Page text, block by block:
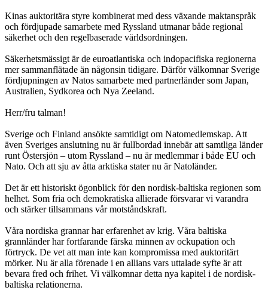
Kinas auktoritära styre kombinerat med dess växande maktanspråk
och fördjupade samarbete med Ryssland utmanar både regional
säkerhet och den regelbaserade världsordningen.
Säkerhetsmässigt är de euroatlantiska och indopacifiska regionerna
mer sammanflätade än någonsin tidigare. Därför välkomnar Sverige
fördjupningen av Natos samarbete med partnerländer som Japan,
Australien, Sydkorea och Nya Zeeland.
Herr/fru talman!
Sverige och Finland ansökte samtidigt om Natomedlemskap. Att
även Sveriges anslutning nu är fullbordad innebär att samtliga länder
runt Östersjön – utom Ryssland – nu är medlemmar i både EU och
Nato. Och att sju av åtta arktiska stater nu är Natoländer.
Det är ett historiskt ögonblick för den nordisk-baltiska regionen som
helhet. Som fria och demokratiska allierade försvarar vi varandra
och stärker tillsammans vår motståndskraft.
Våra nordiska grannar har erfarenhet av krig. Våra baltiska
grannländer har fortfarande färska minnen av ockupation och
förtryck. De vet att man inte kan kompromissa med auktoritärt
mörker. Nu är alla förenade i en allians vars uttalade syfte är att
bevara fred och frihet. Vi välkomnar detta nya kapitel i de nordisk-
baltiska relationerna.